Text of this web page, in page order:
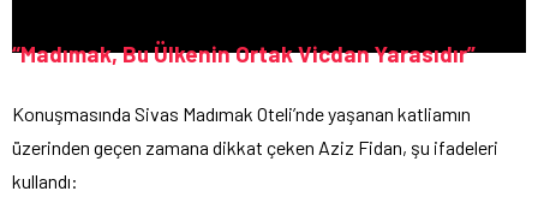
“Madımak, Bu Ülkenin Ortak Vicdan Yarasıdır”
Konuşmasında Sivas Madımak Oteli’nde yaşanan katliamın
üzerinden geçen zamana dikkat çeken Aziz Fidan, şu ifadeleri
kullandı: